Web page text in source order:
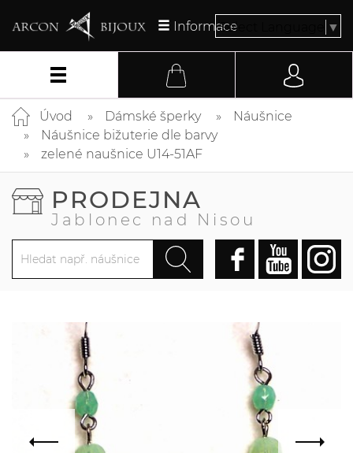
InformaceSelect Language ▼
Úvod Dámské šperky
Náušnice
Náušnice bižuterie dle barvy
zelené naušnice U14-51AF
PRODEJNA
Jablonec nad Nisou